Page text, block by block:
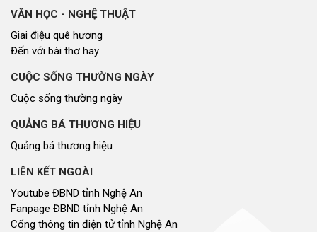
VĂN HỌC - NGHỆ THUẬT
Giai điệu quê hương
Đến với bài thơ hay
CUỘC SỐNG THƯỜNG NGÀY
Cuộc sống thường ngày
QUẢNG BÁ THƯƠNG HIỆU
Quảng bá thương hiệu
LIÊN KẾT NGOÀI
Youtube ĐBND tỉnh Nghệ An
Fanpage ĐBND tỉnh Nghệ An
Cổng thông tin điện tử tỉnh Nghệ An